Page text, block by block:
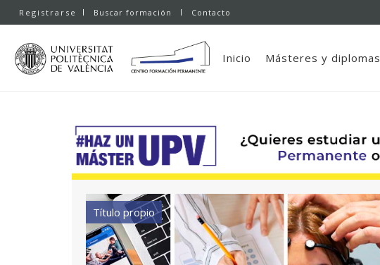
Registrarse Buscar formación Contacto
Inicio Másteres y diplomas
Título propio